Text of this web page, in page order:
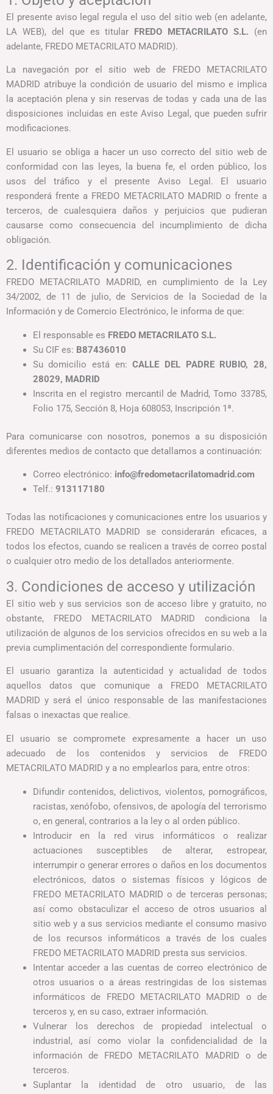
El presente aviso legal regula el uso del sitio web (en adelante,
LA WEB), del que es titular FREDO METACRILATO S.L. (en
adelante, FREDO METACRILATO MADRID).
La navegación por el sitio web de FREDO METACRILATO
MADRID atribuye la condición de usuario del mismo e implica
la aceptación plena y sin reservas de todas y cada una de las
disposiciones incluidas en este Aviso Legal, que pueden sufrir
modificaciones.
El usuario se obliga a hacer un uso correcto del sitio web de
conformidad con las leyes, la buena fe, el orden público, los
usos del tráfico y el presente Aviso Legal. El usuario
responderá frente a FREDO METACRILATO MADRID o frente a
terceros, de cualesquiera daños y perjuicios que pudieran
causarse como consecuencia del incumplimiento de dicha
obligación.
2. Identificación y comunicaciones
FREDO METACRILATO MADRID, en cumplimiento de la Ley
34/2002, de 11 de julio, de Servicios de la Sociedad de la
Información y de Comercio Electrónico, le informa de que:
El responsable es FREDO METACRILATO S.L.
Su CIF es: B87436010
Su domicilio está en:CALLE DEL PADRE RUBIO, 28,
28029, MADRID
Inscrita en el registro mercantil de Madrid, Tomo 33785,
Folio 175, Sección 8, Hoja 608053, Inscripción 1ª.
Para comunicarse con nosotros, ponemos a su disposición
diferentes medios de contacto que detallamos a continuación:
Correo electrónico: info@fredometacrilatomadrid.com
Telf.: 913117180
Todas las notificaciones y comunicaciones entre los usuarios y
FREDO METACRILATO MADRID se considerarán eficaces, a
todos los efectos, cuando se realicen a través de correo postal
o cualquier otro medio de los detallados anteriormente.
3. Condiciones de acceso y utilización
El sitio web y sus servicios son de acceso libre y gratuito, no
obstante, FREDO METACRILATO MADRID condiciona la
utilización de algunos de los servicios ofrecidos en su web a la
previa cumplimentación del correspondiente formulario.
El usuario garantiza la autenticidad y actualidad de todos
aquellos datos que comunique a FREDO METACRILATO
MADRID y será el único responsable de las manifestaciones
falsas o inexactas que realice.
El usuario se compromete expresamente a hacer un uso
adecuado de los contenidos y servicios de FREDO
METACRILATO MADRID y a no emplearlos para, entre otros:
Difundir contenidos, delictivos, violentos, pornográficos,
racistas, xenófobo, ofensivos, de apología del terrorismo
o, en general, contrarios a la ley o al orden público.
Introducir en la red virus informáticos o realizar
actuaciones susceptibles de alterar, estropear,
interrumpir o generar errores o daños en los documentos
electrónicos, datos o sistemas físicos y lógicos de
FREDO METACRILATO MADRID o de terceras personas;
así como obstaculizar el acceso de otros usuarios al
sitio web y a sus servicios mediante el consumo masivo
de los recursos informáticos a través de los cuales
FREDO METACRILATO MADRID presta sus servicios.
Intentar acceder a las cuentas de correo electrónico de
otros usuarios o a áreas restringidas de los sistemas
informáticos de FREDO METACRILATO MADRID o de
terceros y, en su caso, extraer información.
Vulnerar los derechos de propiedad intelectual o
industrial, así como violar la confidencialidad de la
información de FREDO METACRILATO MADRID o de
terceros.
Suplantar la identidad de otro usuario, de las